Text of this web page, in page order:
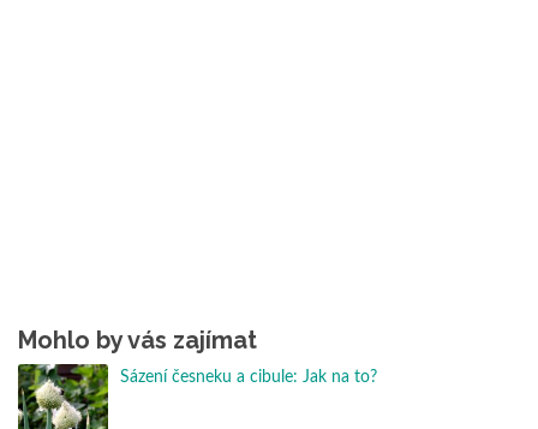
Mohlo by vás zajímat
Sázení česneku a cibule: Jak na to?